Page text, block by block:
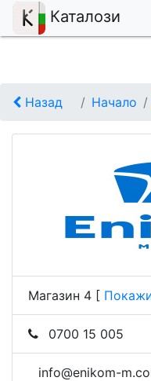
Каталози
Назад Начало
Магазин 4 [
0700 15 005
info@enikom-